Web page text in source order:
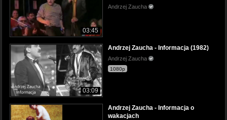
03:45
Andrzej Zaucha
03:09
Andrzej Zaucha - Informacja (1982)
Andrzej Zaucha
1080p
Andrzej Zaucha - Informacja o
wakacjach